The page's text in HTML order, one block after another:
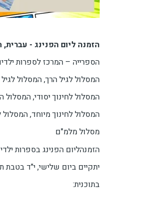
הזמנה ליום הפנינג -
הספרייה – המרכז לספרות
המסלול לגיל הרך, המסלול
המסלול לחינוך יסודי, המסלול
המסלול לחינוך מיוחד,
מסלול מלמ"ם
הזמנהליום הפנינג בספרות
יתקיים ביום שלישי, י"ד בטבת
בתוכנית: